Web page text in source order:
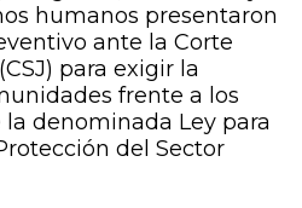
humanos presentaron
ante la Corte
para exigir la
frente a los
denominada Ley para
del Sector